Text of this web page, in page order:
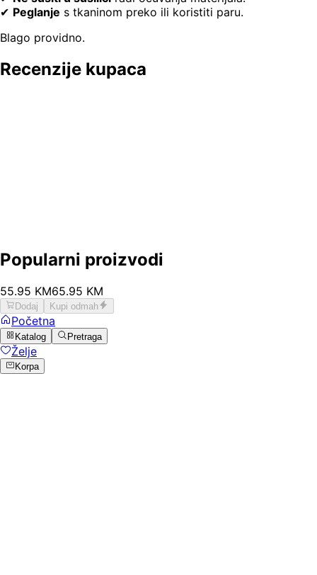
✔ Peglanje s tkaninom preko ili koristiti paru.
Blago providno.
Recenzije kupaca
Popularni proizvodi
55.95 KM65.95 KM
Dodaj Kupi odmah
Početna
Katalog Pretraga
Želje
Korpa